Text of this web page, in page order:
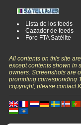
Lista de los feeds
Cazador de feeds
Foro FTA Satélite
All contents on this site
except contents shown in
owners. Screenshots are
promoting corresponding
copyright, please contact